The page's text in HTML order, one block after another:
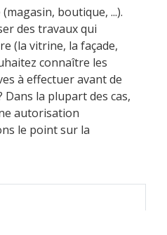
boutique, ...).
des travaux qui
(la vitrine, la façade,
connaître les
à effectuer avant de
Dans la plupart des cas,
autorisation
le point sur la